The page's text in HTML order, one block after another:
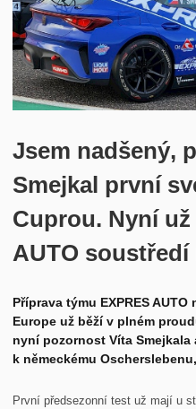
Clio Cup Bohemia
Ostatní
Historie
Kontakt
Jsem nadšený,
Smejkal první
Cuprou. Nyní už
AUTO soustředí
Příprava týmu EXPRES
Europe už běží v plném
nyní pozornost Víta Smejkala
k německému
První předsezonní test už mají u